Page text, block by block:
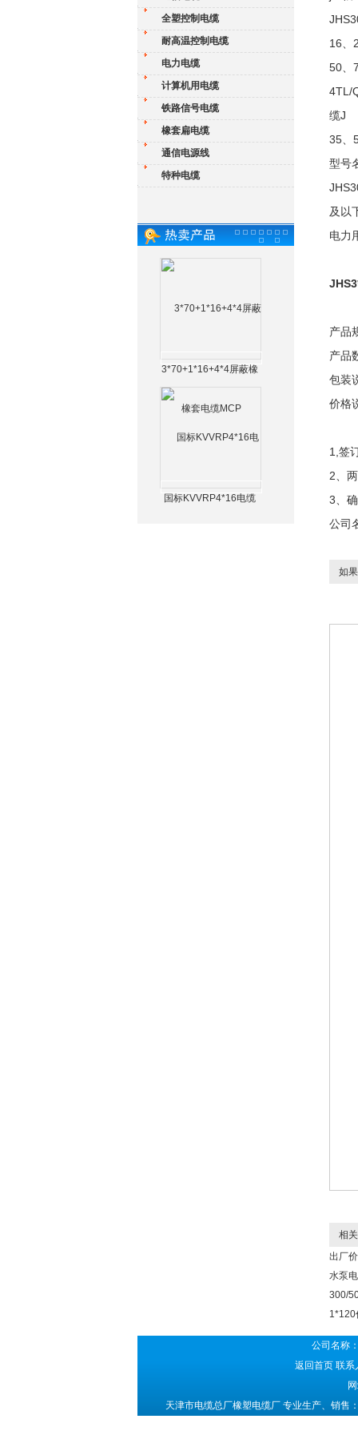
全塑控制电缆
耐高温控制电缆
电力电缆
计算机用电缆
铁路信号电缆
橡套扁电缆
通信电源线
特种电缆
3*70+1*16+4*4屏蔽橡
国标KVVRP4*16电缆
16、
50、
4TL/
缆J
35、
型号
及以
电力
产品
产品
包装
价格
1,签
2、
3、
公司
如果
相关
出厂
水泵
300/
1*120
公司名称
返回首页联系
天津市电缆总厂橡塑电缆厂 专业生产、销售